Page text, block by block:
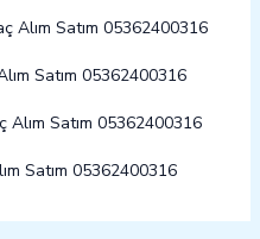
Alım Satım 05362400316
Satım 05362400316
Alım Satım 05362400316
Satım 05362400316